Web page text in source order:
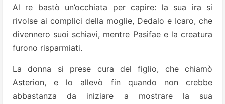
Al re bastò un’occhiata per capire: la sua ira si
rivolse ai complici della moglie, Dedalo e Icaro, che
divennero suoi schiavi, mentre Pasifae e la creatura
furono risparmiati.
La donna si prese cura del figlio, che chiamò
Asterion, e lo allevò fin quando non crebbe
abbastanza da iniziare a mostrare la sua